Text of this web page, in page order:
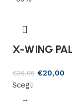
X-WING
€39,95 €20,00
Scegli